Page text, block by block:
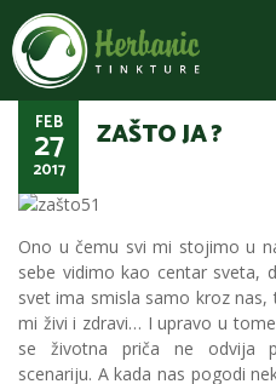
FEB
27
2017
ZAŠTO JA ?
Ono u čemu svi mi stojimo u
sebe vidimo kao centar sveta,
svet ima smisla samo kroz
mi živi i zdravi… I upravo u
se životna priča ne odvija
scenariju. A kada nas pogodi